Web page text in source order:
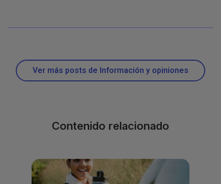
Ver más posts de Información y opiniones
Contenido relacionado